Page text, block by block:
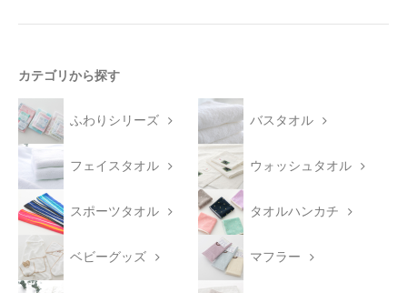
カテゴリから探す
ふわりシリーズ バスタオル
フェイスタオル ウォッシュタオル
スポーツタオル タオルハンカチ
ベビーグッズ マフラー